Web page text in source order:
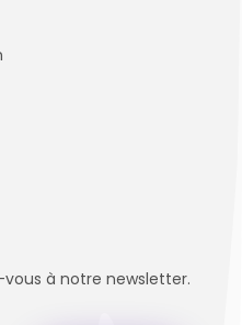
à notre newsletter.